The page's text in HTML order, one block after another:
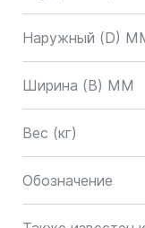
Наружный (D)
Ширина (B) MM
Вес (кг)
Обозначение